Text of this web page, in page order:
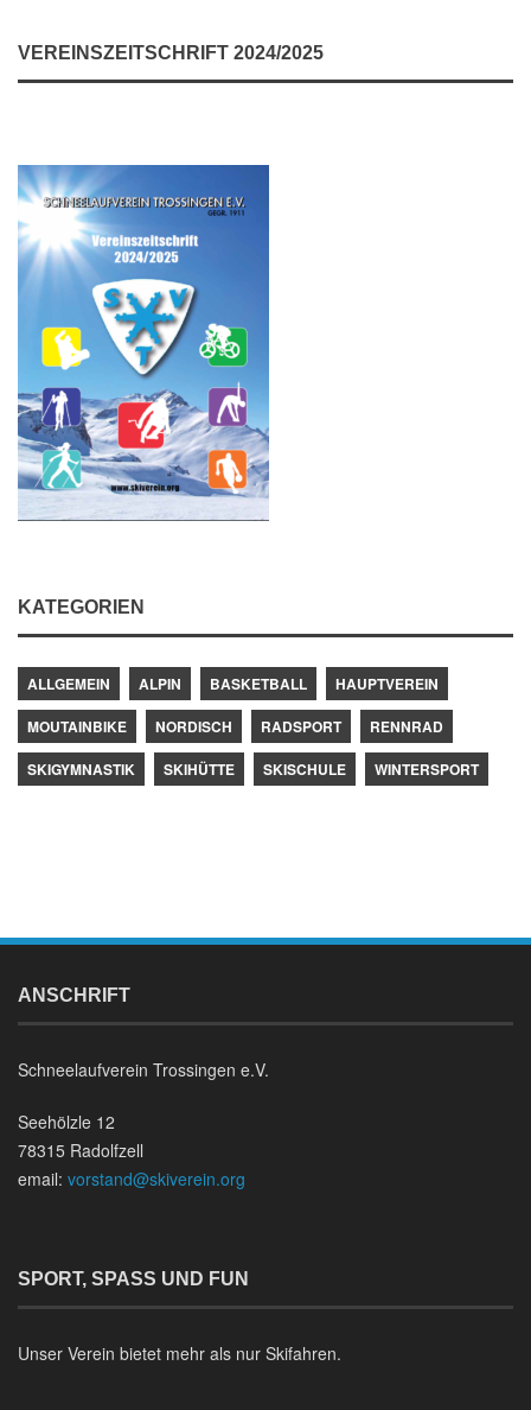
VEREINSZEITSCHRIFT 2024/2025
KATEGORIEN
ALLGEMEIN ALPIN BASKETBALL
HAUPTVEREIN
MOUTAINBIKE
NORDISCH RADSPORT
RENNRAD
SKIGYMNASTIK
SKIHÜTTE SKISCHULE WINTERSPORT
ANSCHRIFT
Schneelaufverein Trossingen e.V.
Seehölzle 12
78315 Radolfzell
email: vorstand@skiverein.org
SPORT, SPASS UND FUN
Unser Verein bietet mehr als nur Skifahren.